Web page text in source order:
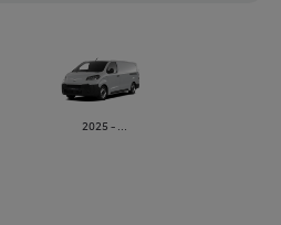
2025 - ...